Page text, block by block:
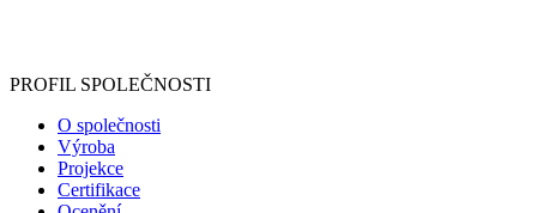
PROFIL SPOLEČNOSTI
O společnosti
Výroba
Projekce
Certifikace